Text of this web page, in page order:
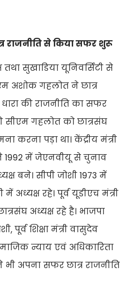
राजनीतिसे किया सफर शुरू
सुखाडिया यूनिवर्सिटी से
अशोक गहलोत ने छात्र
की राजनीति का सफर
सीएम गहलोत को छात्रसंघ
करना पड़ा था। केंद्रीय मंत्री
1992 में जेएनवीयू से चुनाव
बने। सीपी जोशी 1973 में
में अध्यक्ष रहे। पूर्व यूडीएच मंत्री
अध्यक्ष रहे है। भाजपा
पूर्व शिक्षा मंत्री वासुदेव
न्याय एवं अधिकारिता
भी अपना सफर छात्र राजनीति